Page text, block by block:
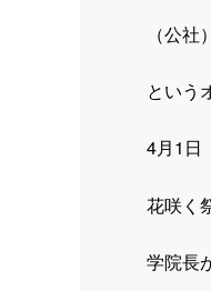
（公
という
4月1日
花咲く
学院長